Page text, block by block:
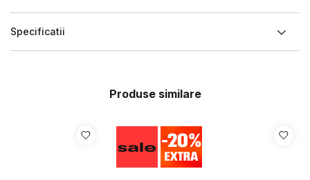
Specificatii
Produse similare